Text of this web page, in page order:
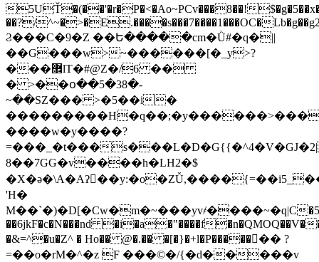
5UŤ�(��'�r�P�<�Ao~PCv���8��!
��?/^~�>�E.����s���7����1���OC�
Ϩ���C�9�Z ��Ե�����cm�Ǜ#�q�||
��G���w>~������[�_y>?
���޾lT�#@Z�/6 ��
� >��օ��5�38�-
~��SZ��� >�5��i�
����w�y����?
=���_�t���
8��7GG�v����һ�LH2�$
�X�ǝ�\A�Aʔ񆪳��y
'H�
M��`�)�D[�Cw�m�~���yv҂����~�q|C
��6jkF�c�N���nd �i�a�"����f�n�QMOQ��V�
�&=^�u�Z^ � Ho�� @�.�� �[�}�+l�P�����󿿝�� ?
=��o�rM�^�z F ���©�/{�d�����v